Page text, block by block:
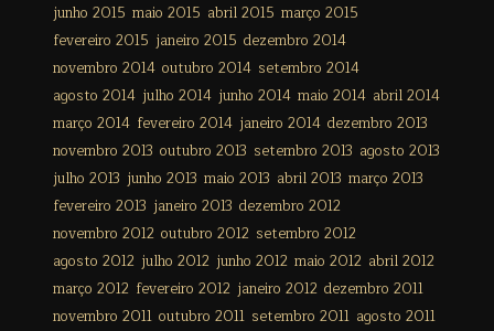
junho 2015 maio 2015 abril 2015 março 2015
fevereiro 2015 janeiro 2015 dezembro 2014
novembro 2014 outubro 2014 setembro 2014
agosto 2014 julho 2014 junho 2014 maio 2014 abril 2014
março 2014 fevereiro 2014 janeiro 2014 dezembro 2013
novembro 2013 outubro 2013 setembro 2013 agosto 2013
julho 2013 junho 2013 maio 2013 abril 2013 março 2013
fevereiro 2013 janeiro 2013 dezembro 2012
novembro 2012 outubro 2012 setembro 2012
agosto 2012 julho 2012 junho 2012 maio 2012 abril 2012
março 2012 fevereiro 2012 janeiro 2012 dezembro 2011
novembro 2011 outubro 2011 setembro 2011 agosto 2011